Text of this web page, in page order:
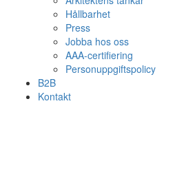
Hållbarhet
Press
Jobba hos oss
AAA-certifiering
Personuppgiftspolicy
B2B
Kontakt